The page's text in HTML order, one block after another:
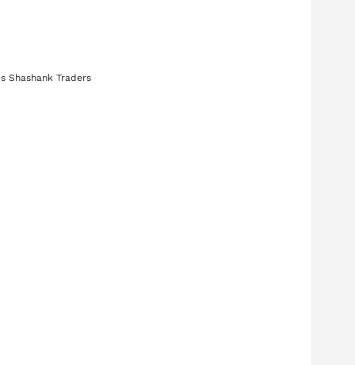
Shashank Traders